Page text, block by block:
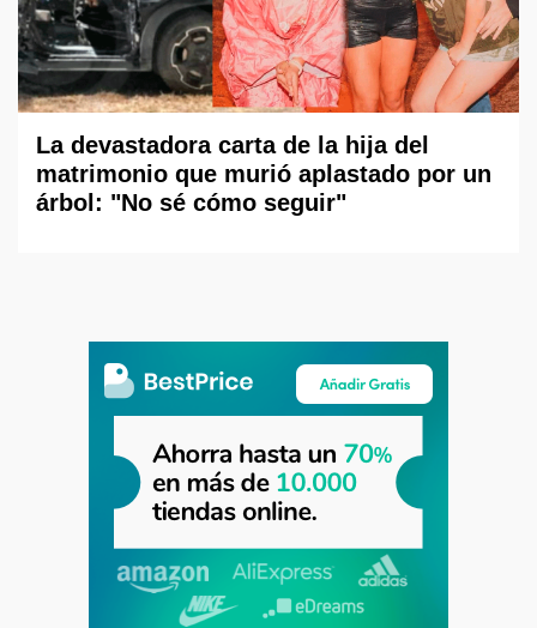
La devastadora carta de la hija del
matrimonio que murió aplastado por un
árbol: "No sé cómo seguir"